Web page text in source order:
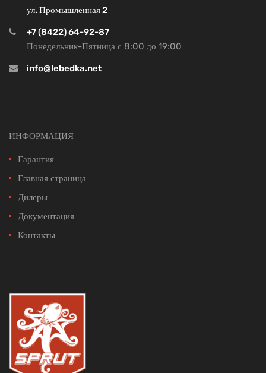
ул. Промышленная 2
+7 (8422) 64-92-87
Понедельник-Пятница с 8:00 до 19:00
info@lebedka.net
ИНФОРМАЦИЯ
Гарантия
Главная страница
Дилеры
Документация
Контакты